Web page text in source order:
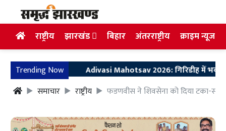
राष्ट्रीय झारखंड बिहार अंतरराष्ट्रीय क्राइम न्यूज
Trending NowAdivasi Mahotsav 2026: गिरिडीह में भव्य आयोजन
समाचार
राष्ट्रीय फडणवीस ने शिवसेना को दिया टका-सा